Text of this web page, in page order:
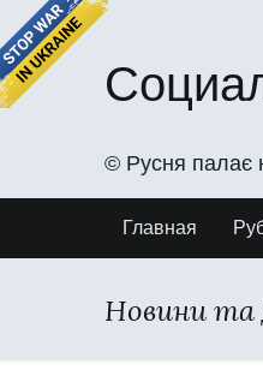
©️ Русня палає
Главная
Новини